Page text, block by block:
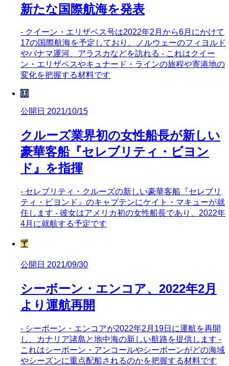
新たな国際航海を発表
- クイーン・エリザベス号は2022年2月から6月にかけて
17の国際航海を予定しており、ノルウェーのフィヨルド
やパナマ運河、アラスカなどを訪れる - これはクイー
ン・エリザベスやキュナード・ラインの旅程や寄港地の
変化を把握する材料です
🦋
公開日 2021/10/15
クルーズ業界初の女性船長が新しい
豪華客船『セレブリティ・ビヨン
ド』を指揮
- セレブリティ・クルーズの新しい豪華客船『セレブリ
ティ・ビヨンド』のキャプテンにケイト・マキューが就
任します - 彼女はアメリカ初の女性船長であり、2022年
4月に就航する予定です
🍸
公開日 2021/09/30
シーボーン・エンコア、2022年2月
より運航再開
- シーボーン・エンコアが2022年2月19日に運航を再開
し、カナリア諸島と地中海の新しい航路を提供します -
これはシーボーン・アンコールやシーボーンがどの海域
やシーズンに重点配船されるのかを把握する材料です